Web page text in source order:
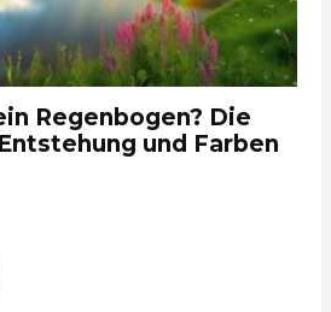
Regenbogen? Die
und Farben